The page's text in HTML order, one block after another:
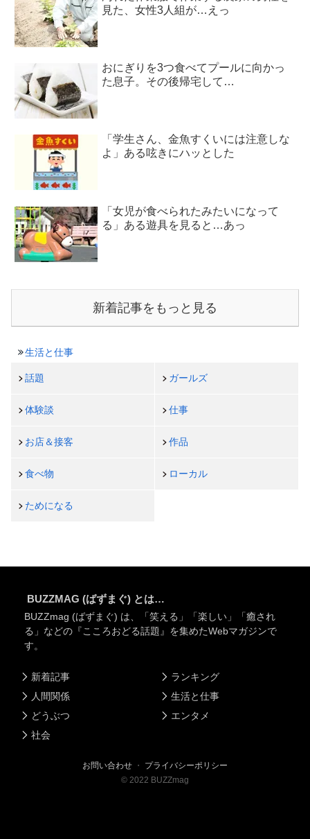
見た、女性3人組が…えっ
おにぎりを3つ食べてプールに向かっ
た息子。その後帰宅して…
「学生さん、金魚すくいには注意しな
よ」ある呟きにハッとした
「女児が食べられたみたいになって
る」ある遊具を見ると…あっ
新着記事をもっと見る
生活と仕事
話題 ガールズ
体験談 仕事
お店＆接客 作品
食べ物 ローカル
ためになる
BUZZMAG (ばずまぐ) とは…
BUZZmag (ばずまぐ) は、「笑える」「楽しい」「癒され
る」などの『こころおどる話題』を集めたWebマガジンで
す。
新着記事
人間関係
どうぶつ
社会
ランキング
生活と仕事
エンタメ
お問い合わせ ・ プライバシーポリシー
© 2022 BUZZmag